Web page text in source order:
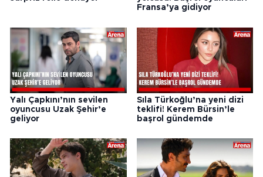
Fransa’ya gidiyor
Yalı Çapkını’nın sevilen
oyuncusu Uzak Şehir’e
geliyor
Sıla Türkoğlu’na yeni dizi
teklifi! Kerem Bürsin’le
başrol gündemde